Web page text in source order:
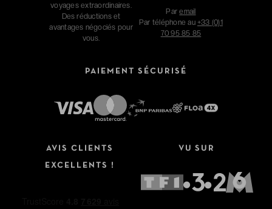
voyages extraordinaires.
Des réductions et
avantages négociés pour
vous.
Paremail
Par téléphone au +33 (0)1
70 95 85 85
PAIEMENT SÉCURISÉ
AVIS CLIENTS
EXCELLENTS !
VU SUR